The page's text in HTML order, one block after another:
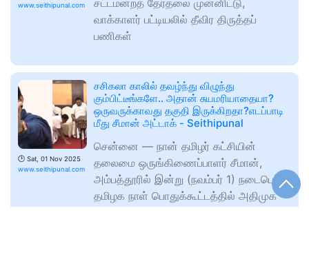
www.seithipunal.com
சட்டமன்றத் தேர்தலை முன்னிட்டு,
வாக்காளர் பட்டியலில் தீவிர திருத்தப்
பணிகள்
🕑 Sat, 01 Nov 2025
www.seithipunal.com
சசிகலா காலில் தவழ்ந்து விழுந்து
கும்பிட்டீங்களே.. அதான் சுயமரியாதையா?
ஒருவருக்காவது தகுதி இருக்கிறதா?எடப்பாடி
மீது சீமான் அட்டாக் - Seithipunal
சென்னை — நான் தமிழர் கட்சியின்
தலைமை ஒருங்கிணைப்பாளர் சீமான்,
அம்பத்தூரில் இன்று (நவம்பர் 1) நடைபெற்ற
தமிழக நாள் பொதுக்கூட்டத்தில் அதிமுக